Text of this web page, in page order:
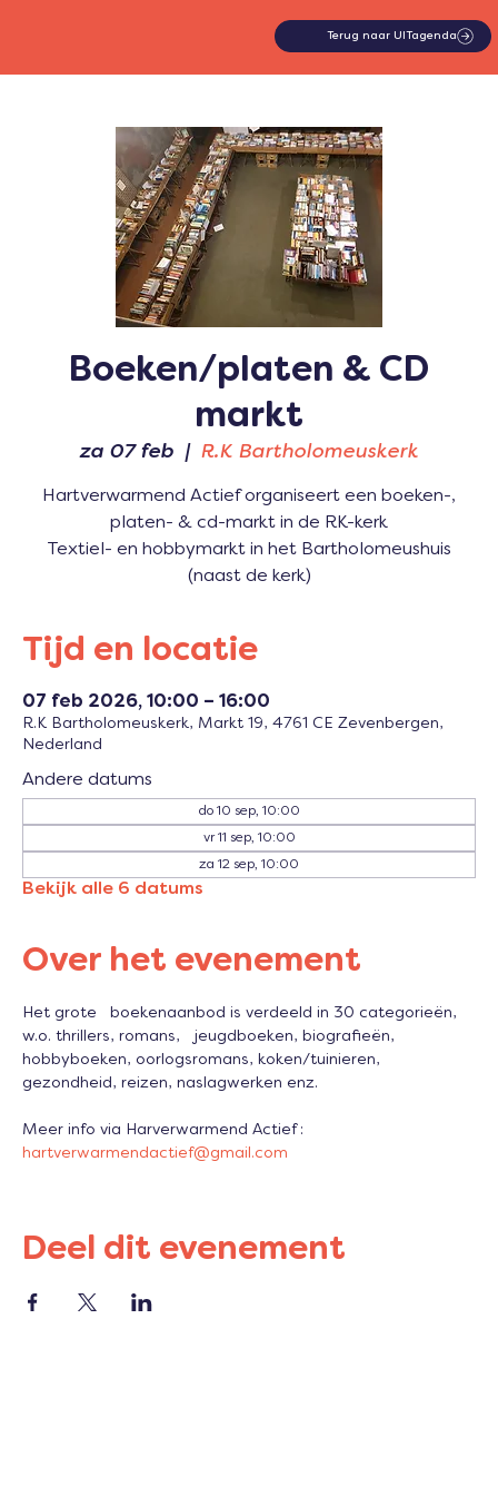
Terug naar UITagenda
Boeken/platen & CD
markt
za 07 feb
  |
R.K Bartholomeuskerk
Hartverwarmend Actief organiseert een boeken-,
platen- & cd-markt in de RK-kerk
Textiel- en hobbymarkt in het Bartholomeushuis
(naast de kerk)
Tijd en locatie
07 feb 2026, 10:00 – 16:00
R.K Bartholomeuskerk, Markt 19, 4761 CE Zevenbergen,
Nederland
Andere datums
do 10 sep, 10:00
vr 11 sep, 10:00
za 12 sep, 10:00
Bekijk alle 6 datums
Over het evenement
Het grote   boekenaanbod is verdeeld in 30 categorieën,
w.o. thrillers, romans,   jeugdboeken, biografieën,
hobbyboeken, oorlogsromans, koken/tuinieren,
gezondheid, reizen, naslagwerken enz.
Meer info via Harverwarmend Actief :
hartverwarmendactief@gmail.com
Deel dit evenement